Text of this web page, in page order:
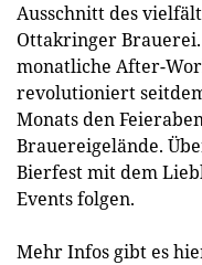
Ausschnitt des
Ottakringer
monatliche After-
revolutioniert
Monats den
Brauereigelände.
Bierfest mit dem
Events folgen.
Mehr Infos gibt es